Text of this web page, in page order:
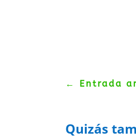
← Entrada
Quizás